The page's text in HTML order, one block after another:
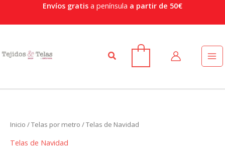
Envíos gratis a península a partir de 50€
Buscar
Inicio /Telas por metro / Telas de Navidad
Telas de Navidad